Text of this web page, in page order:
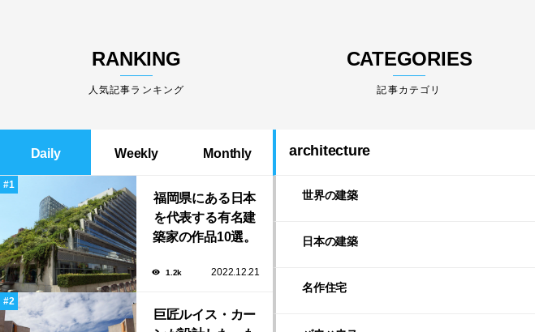
RANKING
人気記事ランキング
Daily Weekly Monthly
福岡県にある日本
を代表する有名建
築家の作品10選。
タバから磯崎新に
1.2k 2022.12.21
巨匠ルイス・カー
CATEGORIES
architecture
世界の建築
日本の建築
名作住宅